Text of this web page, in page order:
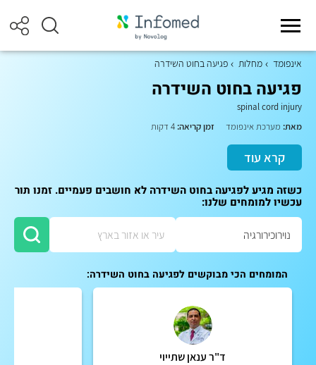
אינפומד מחלות פגיעה בחוט השידרה
פגיעה בחוט השידרה
spinal cord injury
מאת: מערכת אינפומד זמן קריאה:
קרא עוד
כשזה מגיע לפגיעה בחוט השידרה לא חושבים פעמיים. זמנו תור
עכשיו למומחים שלנו:
המומחים הכי מבוקשים לפגיעה בחוט השידרה:
ד"ר ענאן שתייוי